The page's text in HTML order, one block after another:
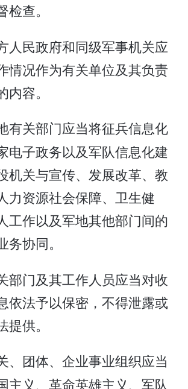
查。
人民政府和同级军事机关应
情况作为有关单位及其负责
容。
有关部门应当将征兵信息化
电子政务以及军队信息化建
机关与宣传、发展改革、教
力资源社会保障、卫生健
工作以及军地其他部门间的
协同。
部门及其工作人员应当对收
依法予以保密，不得泄露或
供。
、团体、企业事业组织应当
主义、革命英雄主义、军队